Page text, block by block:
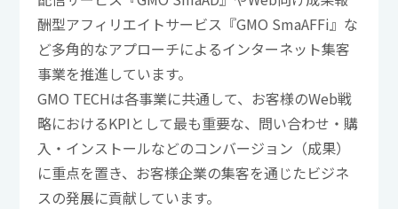
酬型アフィリエイトサービス『GMO SmaAFFi』な
ど多角的なアプローチによるインターネット集客
事業を推進しています。
GMO TECHは各事業に共通して、お客様のWeb戦
略におけるKPIとして最も重要な、問い合わせ・購
入・インストールなどのコンバージョン（成果）
に重点を置き、お客様企業の集客を通じたビジネ
スの発展に貢献しています。